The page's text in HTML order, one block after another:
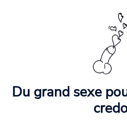
Du grand sexe